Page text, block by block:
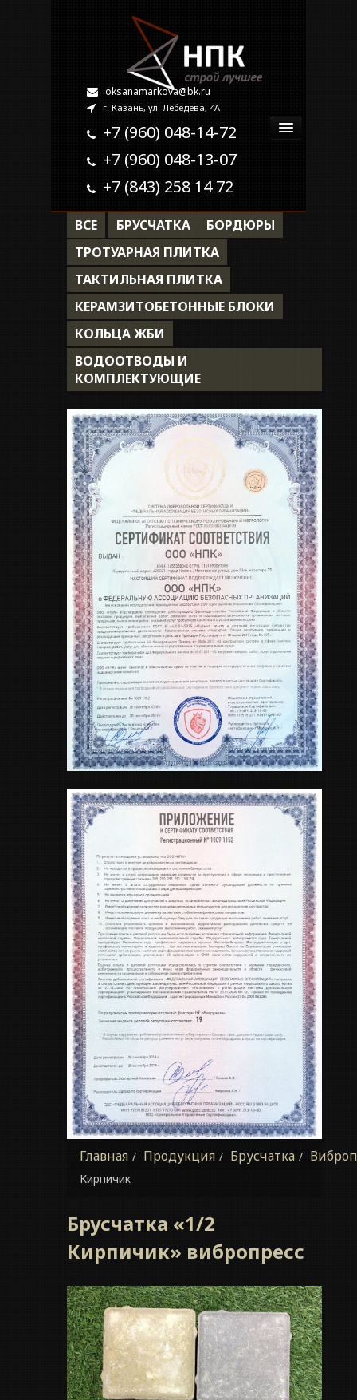
oksanamarkova@bk.ru
г. Казань, ул. Лебедева, 4А
+7 (960) 048-14-72
+7 (960) 048-13-07
+7 (843) 258 14 72
Главная
Продукция
Наши работы
Контакты
Доставка
Укладка
ВСЕ БРУСЧАТКА
БОРДЮРЫ
ТРОТУАРНАЯ ПЛИТКА
ТАКТИЛЬНАЯ ПЛИТКА
КЕРАМЗИТОБЕТОННЫЕ БЛОКИ
КОЛЬЦА ЖБИ
ВОДООТВОДЫ И
КОМПЛЕКТУЮЩИЕ
Главная Продукция Брусчатка
Кирпичик
Брусчатка «1/2
Кирпичик» вибропресс